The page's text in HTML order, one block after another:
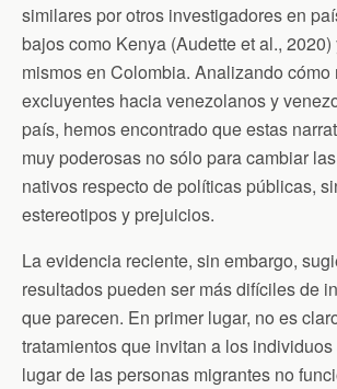
similares por otros investigadores en
bajos como Kenya (Audette et al.,
mismos en Colombia. Analizando
excluyentes hacia venezolanos y
país, hemos encontrado que estas
muy poderosas no sólo para cambiar
nativos respecto de políticas públicas,
estereotipos y prejuicios.
La evidencia reciente, sin embargo,
resultados pueden ser más difíciles de
que parecen. En primer lugar, no es
tratamientos que invitan a los
lugar de las personas migrantes no